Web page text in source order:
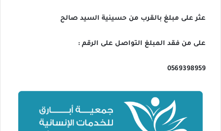
عثر على مبلغ بالقرب من حسينية السيد صالح
على من فقد المبلغ التواصل على الرقم :
0569398959